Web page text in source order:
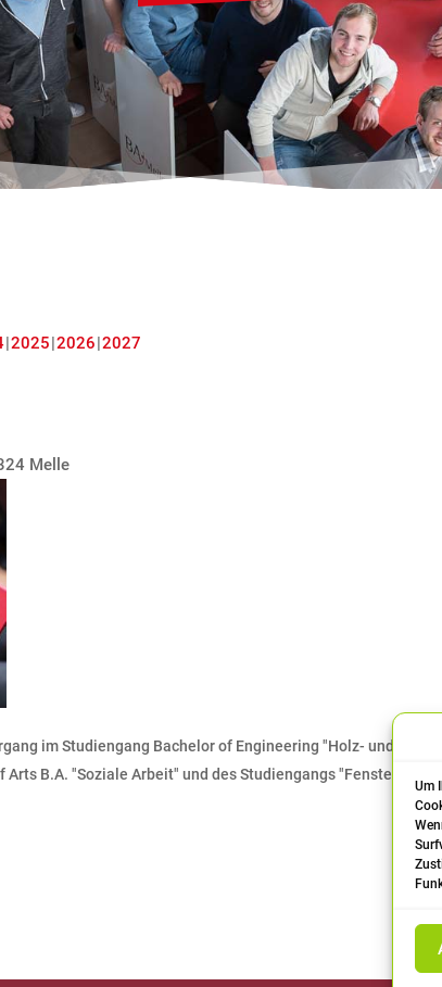
Um
2025 2026 2027
Melle
im Studiengang Bachelor of Engineering "Holz- und
B.A. "Soziale Arbeit" und des Studiengangs "Fenster- und